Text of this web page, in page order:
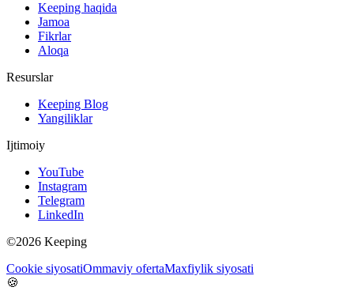
Keeping haqida
Jamoa
Fikrlar
Aloqa
Resurslar
Keeping Blog
Yangiliklar
Ijtimoiy
YouTube
Instagram
Telegram
LinkedIn
©2026 Keeping
Cookie siyosatiOmmaviy ofertaMaxfiylik siyosati
🍪